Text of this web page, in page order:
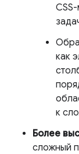
как
к
Более
сложный